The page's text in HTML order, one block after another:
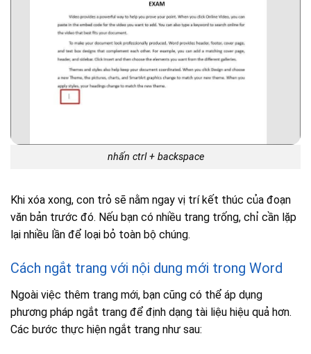
nhấn ctrl + backspace
Khi xóa xong, con trỏ sẽ nằm ngay vị trí kết thúc của đoạn
văn bản trước đó. Nếu bạn có nhiều trang trống, chỉ cần lặp
lại nhiều lần để loại bỏ toàn bộ chúng.
Cách ngắt trang với nội dung mới trong Word
Ngoài việc thêm trang mới, bạn cũng có thể áp dụng
phương pháp ngắt trang để định dạng tài liệu hiệu quả hơn.
Các bước thực hiện ngắt trang như sau: